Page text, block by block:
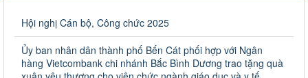
Ngày ban hành: 28/02/2025
Quyết định công bố thủ tục hành chính bị bãi bỏ trong lĩnh
vực giáo dục đào tạo thuộc hệ giáo dục quốc dân và cơ sở
Hội nghị Cán bộ, Công chức 2025
Ủy ban nhân dân thành phố Bến Cát phối hợp với Ngân
hàng Vietcombank chi nhánh Bắc Bình Dương trao tặng quà